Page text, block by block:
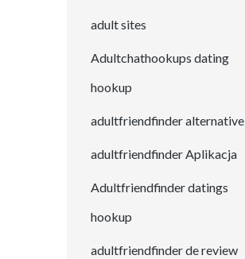
adult sites
Adultchathookups dating
hookup
adultfriendfinder alternative
adultfriendfinder Aplikacja
Adultfriendfinder datings
hookup
adultfriendfinder de review